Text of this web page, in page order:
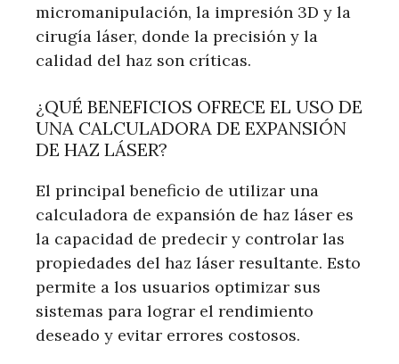
micromanipulación, la impresión 3D y la
cirugía láser, donde la precisión y la
calidad del haz son críticas.
¿QUÉ BENEFICIOS OFRECE EL USO DE
UNA CALCULADORA DE EXPANSIÓN
DE HAZ LÁSER?
El principal beneficio de utilizar una
calculadora de expansión de haz láser es
la capacidad de predecir y controlar las
propiedades del haz láser resultante. Esto
permite a los usuarios optimizar sus
sistemas para lograr el rendimiento
deseado y evitar errores costosos.